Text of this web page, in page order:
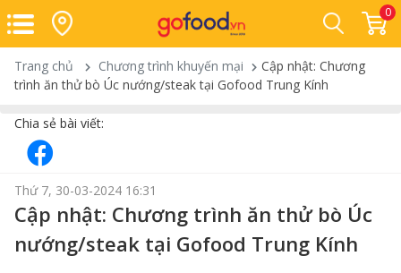
0
Trang chủ Chương trình khuyến mại
Cập nhật: Chương
trình ăn thử bò Úc nướng/steak tại Gofood Trung Kính
Chia sẻ bài viết:
Thứ 7, 30-03-2024 16:31
Cập nhật: Chương trình ăn thử bò Úc
nướng/steak tại Gofood Trung Kính